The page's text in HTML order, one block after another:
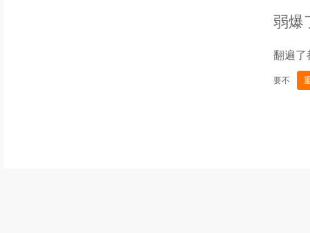
弱爆
翻遍了
要不